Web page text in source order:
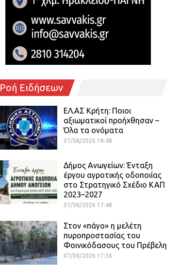
Ροή Ειδήσεων
ΕΛ.ΑΣ Κρήτη: Ποιοι
αξιωματικοί προήχθησαν –
Όλα τα ονόματα
07/08/2026 18:48
Δήμος Ανωγείων: Ένταξη
έργου αγροτικής οδοποιίας
στο Στρατηγικό Σχέδιο ΚΑΠ
2023–2027
07/08/2026 17:48
Στον «πάγο» η μελέτη
πυροπροστασίας του
Φοινικόδασους του Πρέβελη
07/08/2026 17:36